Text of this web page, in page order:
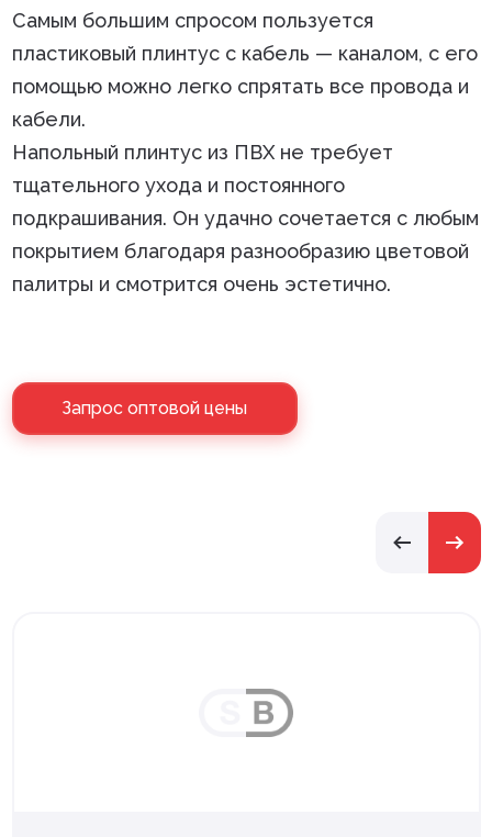
Самым большим спросом пользуется
пластиковый плинтус с кабель — каналом, с его
помощью можно легко спрятать все провода и
кабели.
Напольный плинтус из ПВХ не требует
тщательного ухода и постоянного
подкрашивания. Он удачно сочетается с любым
покрытием благодаря разнообразию цветовой
палитры и смотрится очень эстетично.
Запрос оптовой цены